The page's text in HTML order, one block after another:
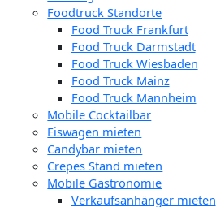
Foodtruck Standorte
Food Truck Frankfurt
Food Truck Darmstadt
Food Truck Wiesbaden
Food Truck Mainz
Food Truck Mannheim
Mobile Cocktailbar
Eiswagen mieten
Candybar mieten
Crepes Stand mieten
Mobile Gastronomie
Verkaufsanhänger mieten